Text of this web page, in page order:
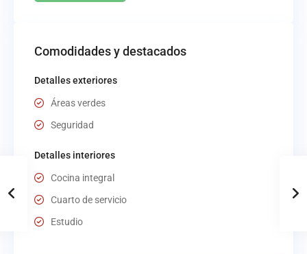
Comodidades y destacados
Detalles exteriores
Áreas verdes
Seguridad
Detalles interiores
Cocina integral
Cuarto de servicio
Estudio